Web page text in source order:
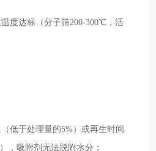
度达标（分子筛200-300℃，活
低于处理量的5%）或再生时间
，吸附剂无法脱附水分；